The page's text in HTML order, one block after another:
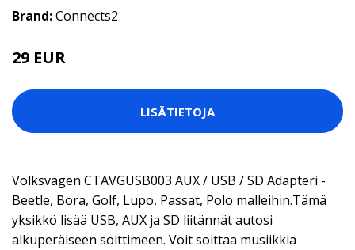
Brand:Connects2
29 EUR
LISÄTIETOJA
Volksvagen CTAVGUSB003 AUX / USB / SD Adapteri -
Beetle, Bora, Golf, Lupo, Passat, Polo malleihin.Tämä
yksikkö lisää USB, AUX ja SD liitännät autosi
alkuperäiseen soittimeen. Voit soittaa musiikkia